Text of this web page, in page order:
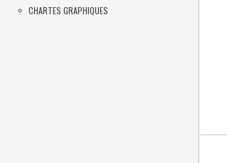
CHARTES GRAPHIQUES